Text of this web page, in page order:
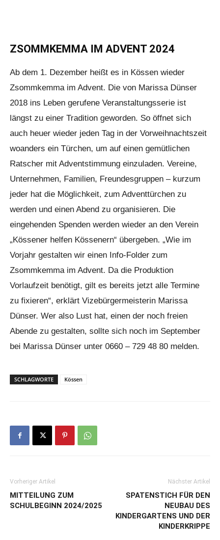
ZSOMMKEMMA IM ADVENT 2024
Ab dem 1. Dezember heißt es in Kössen wieder
Zsommkemma im Advent. Die von Marissa Dünser
2018 ins Leben gerufene Veranstaltungsserie ist
längst zu einer Tradition geworden. So öffnet sich
auch heuer wieder jeden Tag in der Vorweihnachtszeit
woanders ein Türchen, um auf einen gemütlichen
Ratscher mit Adventstimmung einzuladen. Vereine,
Unternehmen, Familien, Freundesgruppen – kurzum
jeder hat die Möglichkeit, zum Adventtürchen zu
werden und einen Abend zu organisieren. Die
eingehenden Spenden werden wieder an den Verein
„Kössener helfen Kössenern“ übergeben. „Wie im
Vorjahr gestalten wir einen Info-Folder zum
Zsommkemma im Advent. Da die Produktion
Vorlaufzeit benötigt, gilt es bereits jetzt alle Termine
zu fixieren“, erklärt Vizebürgermeisterin Marissa
Dünser. Wer also Lust hat, einen der noch freien
Abende zu gestalten, sollte sich noch im September
bei Marissa Dünser unter 0660 – 729 48 80 melden.
SCHLAGWORTE Kössen
Vorheriger Artikel
MITTEILUNG ZUM
SCHULBEGINN 2024/2025
Nächster Artikel
SPATENSTICH FÜR DEN
NEUBAU DES
KINDERGARTENS UND DER
KINDERKRIPPE